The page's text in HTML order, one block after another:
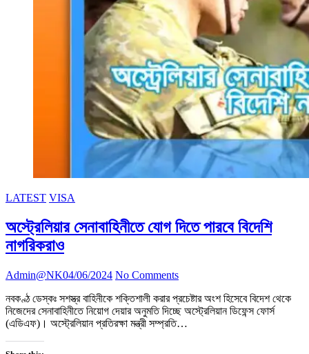
LATEST VISA
অস্ট্রেলিয়ার সেনাবাহিনীতে যোগ দিতে পারবে বিদেশি
নাগরিকরাও
Admin@NK04/06/2024 No Comments
নবকণ্ঠ ডেস্কঃ সশস্ত্র বাহিনীকে শক্তিশালী করার প্রচেষ্টার অংশ হিসেবে বিদেশ থেকে
নিজেদের সেনাবাহিনীতে নিয়োগ দেয়ার অনুমতি দিচ্ছে অস্ট্রেলিয়ান ডিফেন্স ফোর্স
(এডিএফ)। অস্ট্রেলিয়ান প্রতিরক্ষা মন্ত্রী সম্প্রতি…